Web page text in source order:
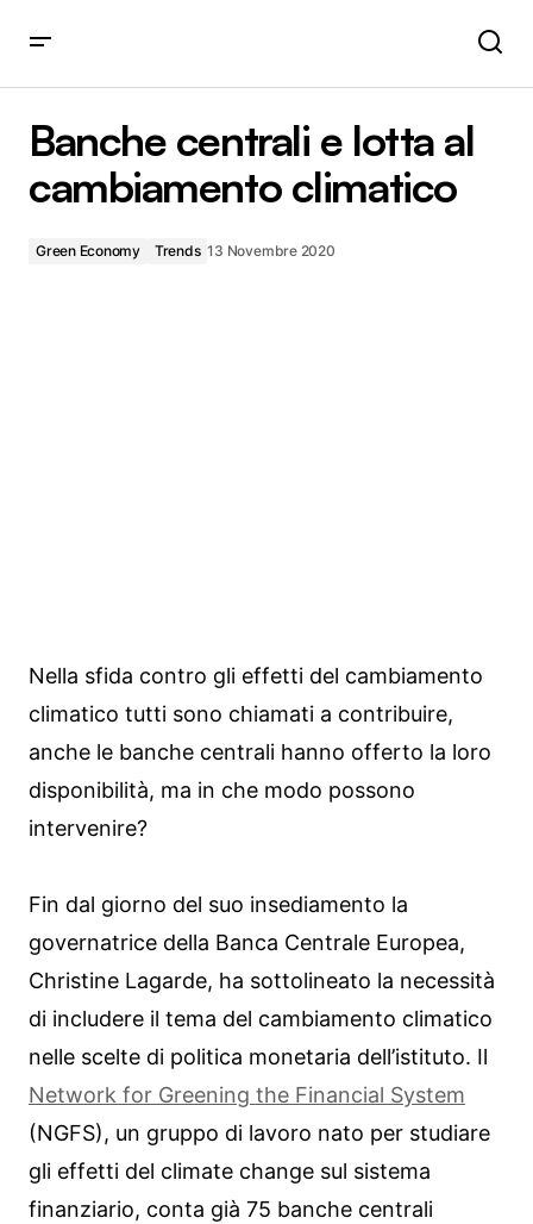
Banche centrali e lotta al
cambiamento climatico
Green Economy Trends 13 Novembre 2020
Nella sfida contro gli effetti del cambiamento
climatico tutti sono chiamati a contribuire,
anche le banche centrali hanno offerto la loro
disponibilità, ma in che modo possono
intervenire?
Fin dal giorno del suo insediamento la
governatrice della Banca Centrale Europea,
Christine Lagarde, ha sottolineato la necessità
di includere il tema del cambiamento climatico
nelle scelte di politica monetaria dell’istituto. Il
Network for Greening the Financial System
(NGFS), un gruppo di lavoro nato per studiare
gli effetti del climate change sul sistema
finanziario, conta già 75 banche centrali